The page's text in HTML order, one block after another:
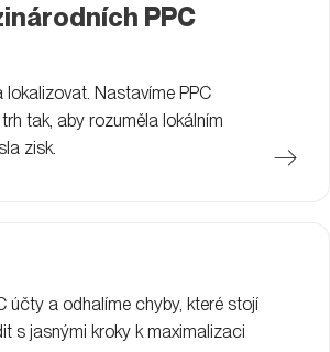
PPC
lokalizovat. Nastavíme PPC
tak, aby rozuměla lokálním
zisk.
účty a odhalíme chyby, které stojí
s jasnými kroky k maximalizaci